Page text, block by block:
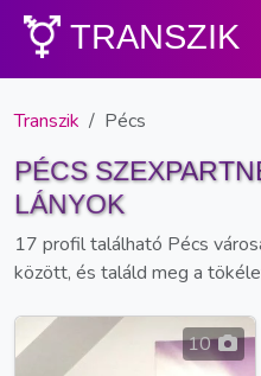
TRANSZIK
Transzik Pécs
PÉCS
LÁNYOK
17 profil található Pécs
között, és találd meg a
10